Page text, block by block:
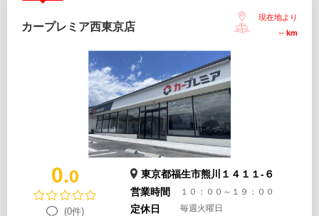
カープレミア西東京店
現在地より
-- km
0.0
(0件)
東京都福生市熊川１４１１-６
営業時間
１０：００～１９：００
定休日 毎週火曜日